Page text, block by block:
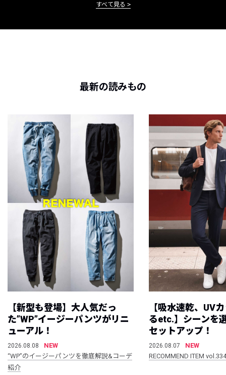
すべて見る
最新の読みもの
【新型も登場】大人気だっ
た”WP”イージーパンツがリニ
ューアル！
2026.08.08
NEW
“WP”のイージーパンツを徹底解説&コーデ
紹介
【吸水速乾、UV
るetc.】シーンを
セットアップ！
2026.08.07
NEW
RECOMMEND ITEM vol.334